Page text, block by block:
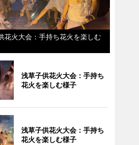
花火大会：手持ち花火を楽しむ
浅草子供花火大会：手持ち
花火を楽しむ様子
浅草子供花火大会：手持ち
花火を楽しむ様子